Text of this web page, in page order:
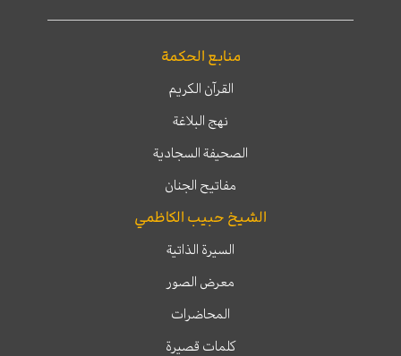
منابع الحكمة
القرآن الكريم
نهج البلاغة
الصحيفة السجادية
مفاتيح الجنان
الشيخ حبيب الكاظمي
السيرة الذاتية
معرض الصور
المحاضرات
كلمات قصيرة